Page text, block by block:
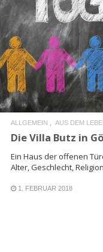
ALLGEMEIN AUS DEM
Die Villa Butz in
Ein Haus der offenen
Alter, Geschlecht,
1. FEBRUAR 2018